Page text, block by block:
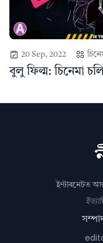
20 Sep, 2022
বুলু ফিল্ম: চিনেমা
ইণ্টাৰনেটত